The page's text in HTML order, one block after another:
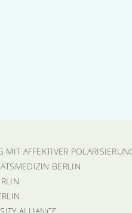
MIT AFFEKTIVER
BERLIN